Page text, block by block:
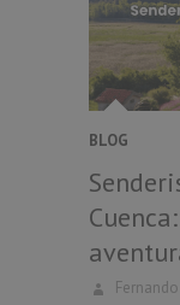
BLOG
Fernando